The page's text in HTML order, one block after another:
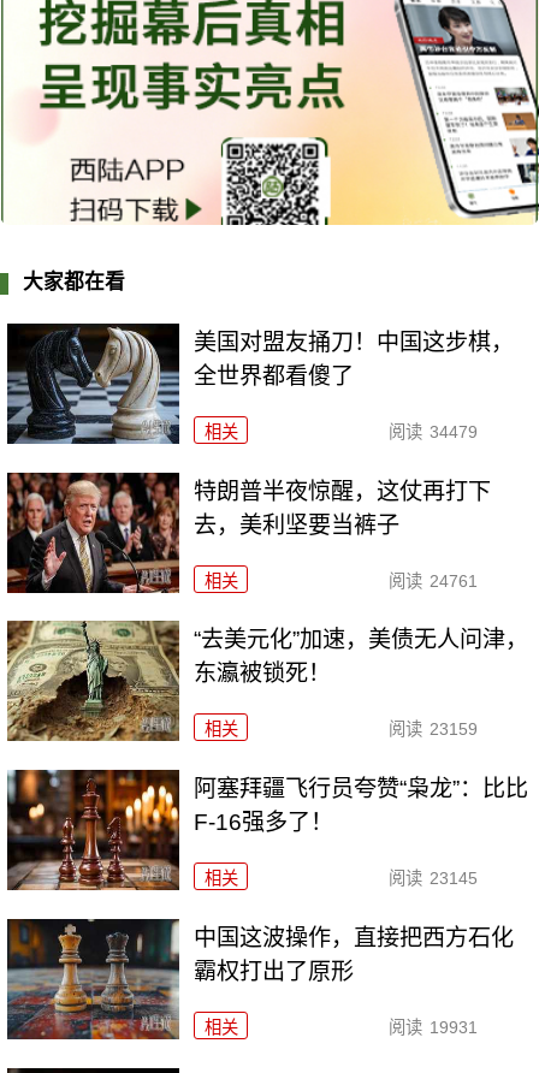
大家都在看
美国对盟友捅刀！中国这步棋，
全世界都看傻了
相关 阅读 34479
特朗普半夜惊醒，这仗再打下
去，美利坚要当裤子
相关 阅读 24761
“去美元化”加速，美债无人问津，
东瀛被锁死！
相关 阅读 23159
阿塞拜疆飞行员夸赞“枭龙”：比比
F-16强多了！
相关 阅读 23145
中国这波操作，直接把西方石化
霸权打出了原形
相关 阅读 19931